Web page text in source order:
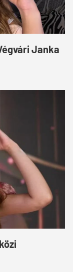
Janka